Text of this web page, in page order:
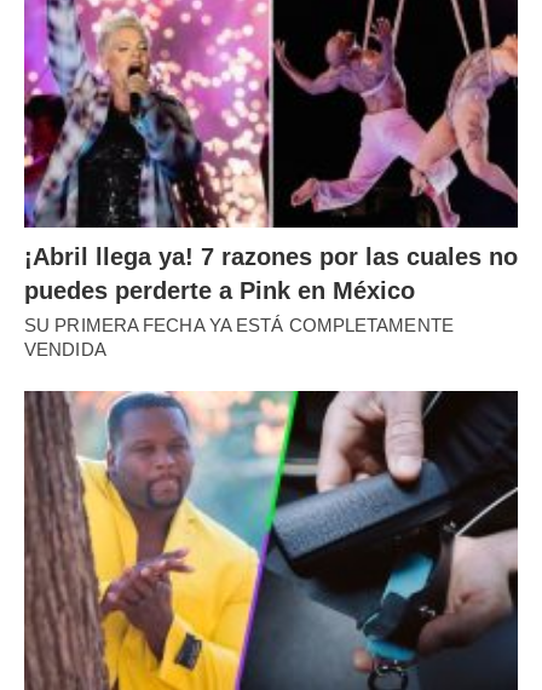
¡Abril llega ya! 7 razones por las cuales no
puedes perderte a Pink en México
SU PRIMERA FECHA YA ESTÁ COMPLETAMENTE
VENDIDA